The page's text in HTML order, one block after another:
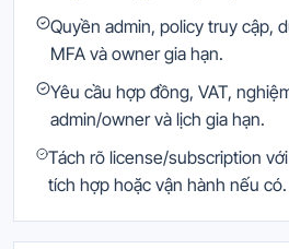
Quyền admin, policy truy cập,
MFA và owner gia hạn.
Yêu cầu hợp đồng, VAT,
admin/owner và lịch gia hạn.
Tách rõ license/subscription
tích hợp hoặc vận hành nếu có.